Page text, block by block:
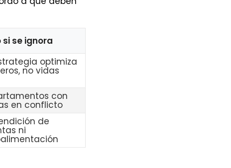
si se ignora
optimiza
no vidas
con
en conflicto
de
ni